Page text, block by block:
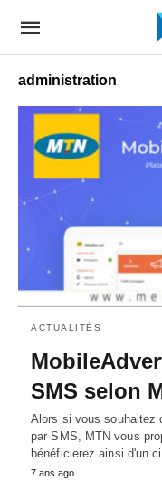
administration
ACTUALITÉS
SMS selon
Alors si vous souhaitez
par SMS, MTN vous
bénéficierez ainsi d'un
7 ans ago